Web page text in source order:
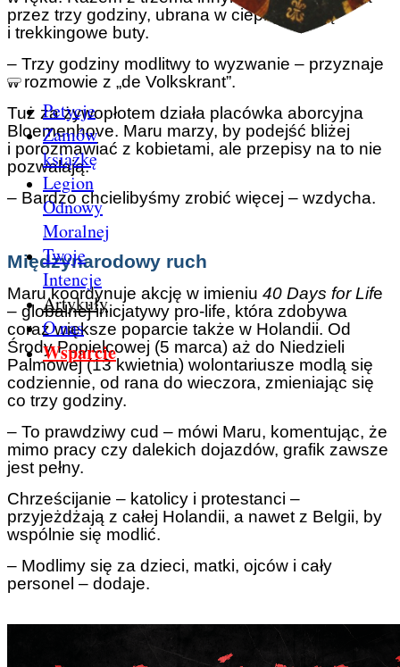
Petycje
Zamów
książkę
Legion
Odnowy
Moralnej
Twoje
Intencje
Artykuły
O nas
Wsparcie
przez trzy godziny, ubrana w ciepłą czapkę
i trekkingowe buty.
– Trzy godziny modlitwy to wyzwanie – przyznaje
w rozmowie z „de Volkskrant”.
Tuż za żywopłotem działa placówka aborcyjna
Bloemenhove. Maru marzy, by podejść bliżej
i porozmawiać z kobietami, ale przepisy na to nie
pozwalają.
– Bardzo chcielibyśmy zrobić więcej – wzdycha.
Międzynarodowy ruch
Maru koordynuje akcję w imieniu 40 Days for Life
– globalnej inicjatywy pro-life, która zdobywa
coraz większe poparcie także w Holandii. Od
Środy Popielcowej (5 marca) aż do Niedzieli
Palmowej (13 kwietnia) wolontariusze modlą się
codziennie, od rana do wieczora, zmieniając się
co trzy godziny.
– To prawdziwy cud – mówi Maru, komentując, że
mimo pracy czy dalekich dojazdów, grafik zawsze
jest pełny.
Chrześcijanie – katolicy i protestanci –
przyjeżdżają z całej Holandii, a nawet z Belgii, by
wspólnie się modlić.
– Modlimy się za dzieci, matki, ojców i cały
personel – dodaje.